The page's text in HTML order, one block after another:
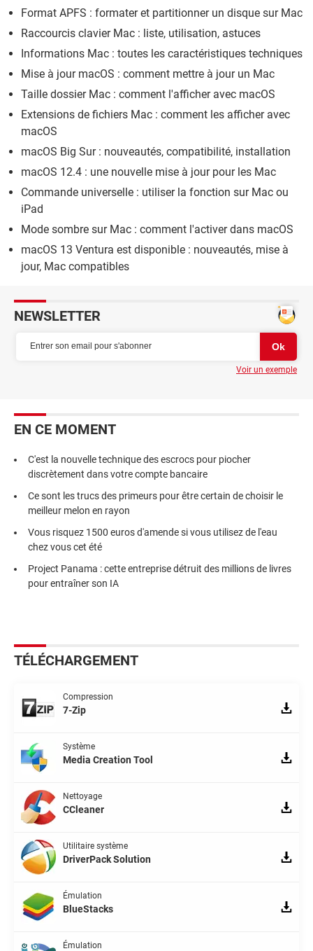
Format APFS : formater et partitionner un disque sur Mac
Raccourcis clavier Mac : liste, utilisation, astuces
Informations Mac : toutes les caractéristiques techniques
Mise à jour macOS : comment mettre à jour un Mac
Taille dossier Mac : comment l'afficher avec macOS
Extensions de fichiers Mac : comment les afficher avec
macOS
macOS Big Sur : nouveautés, compatibilité, installation
macOS 12.4 : une nouvelle mise à jour pour les Mac
Commande universelle : utiliser la fonction sur Mac ou
iPad
Mode sombre sur Mac : comment l'activer dans macOS
macOS 13 Ventura est disponible : nouveautés, mise à
jour, Mac compatibles
NEWSLETTER
Voir un exemple
EN CE MOMENT
C'est la nouvelle technique des escrocs pour piocher
discrètement dans votre compte bancaire
Ce sont les trucs des primeurs pour être certain de choisir le
meilleur melon en rayon
Vous risquez 1500 euros d'amende si vous utilisez de l'eau
chez vous cet été
Project Panama : cette entreprise détruit des millions de livres
pour entraîner son IA
TÉLÉCHARGEMENT
Compression
7-Zip
Système
Media Creation Tool
Nettoyage
CCleaner
Utilitaire système
DriverPack Solution
Émulation
BlueStacks
Émulation